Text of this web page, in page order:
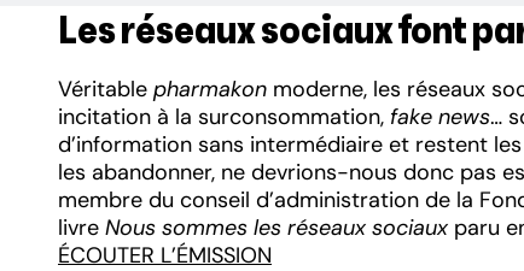
Les réseaux sociaux font
Véritable pharmakon moderne, les réseaux
incitation à la surconsommation, fake news…
d’information sans intermédiaire et restent
les abandonner, ne devrions-nous donc pas
membre du conseil d’administration de la
livre Nous sommes les réseaux sociaux paru
ÉCOUTER L’ÉMISSION